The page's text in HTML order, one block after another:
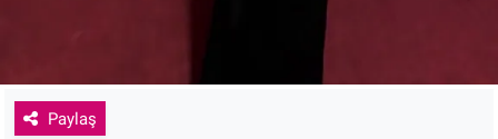
Paylaş